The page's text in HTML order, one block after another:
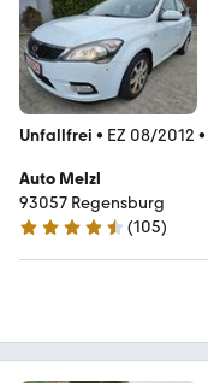
Unfallfrei • EZ 08/2012 •
Auto Melzl
93057 Regensburg
4.5 Sterne
(105)